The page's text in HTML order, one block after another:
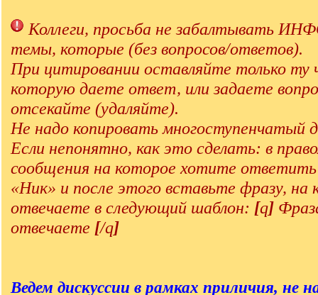
]
Коллеги, просьба не забалтывать
темы, которые (без вопросов/ответов).
При цитировании оставляйте только ту
которую даете ответ, или задаете
отсекайте (удаляйте).
Не надо копировать многоступенчатый
Если непонятно, как это сделать: в
сообщения на которое хотите
«Ник» и после этого вставьте фразу, на
отвечаете в следующий шаблон: [q]
отвечаете [/q]
Ведем дискуссии в рамках приличия, не